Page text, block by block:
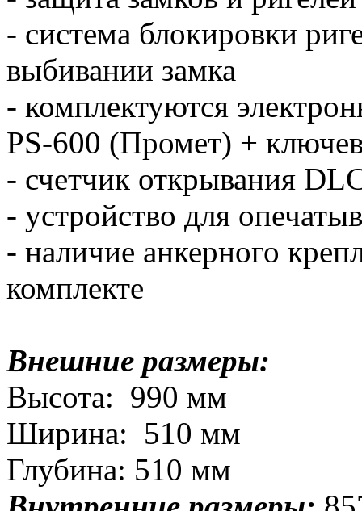
- система блокировки
выбивании замка
- комплектуются
PS-600 (Промет) +
- счетчик открывания
- устройство для
- наличие анкерного
комплекте
Внешние размеры:
Высота: 990 мм
Ширина: 510 мм
Глубина: 510 мм